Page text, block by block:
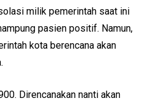
milik pemerintah saat ini
pasien positif. Namun,
kota berencana akan
Direncanakan nanti akan